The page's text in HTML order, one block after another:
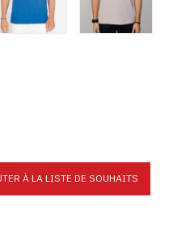
À LA LISTE DE SOUHAITS